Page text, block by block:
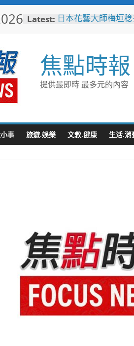
Latest: 日本花藝大師梅垣
勢 喊福利超越六都
施政再升級
救護量能再升級！彰
4輛高規格救護車
短影音行銷是什麼
比較、優缺點與電
焦點時報
提供最即時 最多元的內容
事 旅遊.娛樂 文教.健康 生活.消